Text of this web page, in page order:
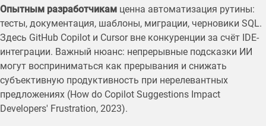
Опытным разработчикам ценна автоматизация рутины:
тесты, документация, шаблоны, миграции, черновики SQL.
Здесь GitHub Copilot и Cursor вне конкуренции за счёт IDE-
интеграции. Важный нюанс: непрерывные подсказки ИИ
могут восприниматься как прерывания и снижать
субъективную продуктивность при нерелевантных
предложениях (How do Copilot Suggestions Impact
Developers' Frustration, 2023).